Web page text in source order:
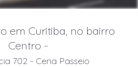
em Curitiba, no bairro
Centro -
702 - Cena Passeio